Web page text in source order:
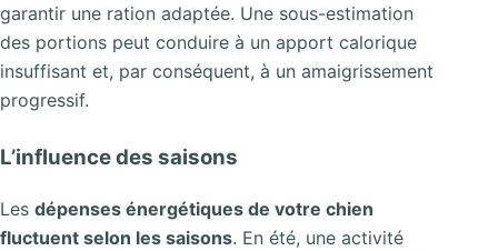
garantir une ration adaptée. Une sous-estimation
des portions peut conduire à un apport calorique
insuffisant et, par conséquent, à un amaigrissement
progressif.
L’influence des saisons
Les dépenses énergétiques de votre chien
fluctuent selon les saisons. En été, une activité